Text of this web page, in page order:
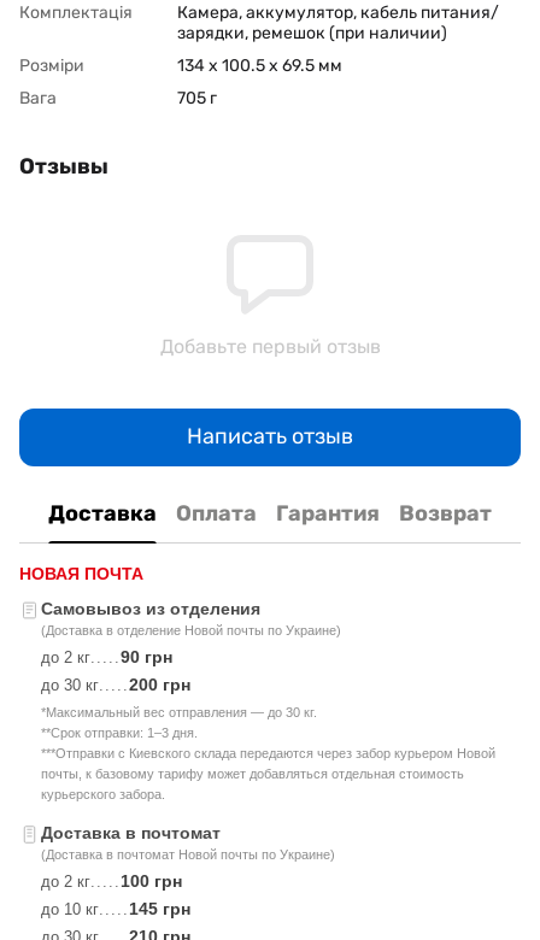
Комплектація
Камера, аккумулятор, кабель питания/
зарядки, ремешок (при наличии)
Розміри
134 x 100.5 x 69.5 мм
Вага
705 г
Отзывы
Добавьте первый отзыв
Написать отзыв
Доставка Оплата Гарантия Возврат
НОВАЯ ПОЧТА
Самовывоз из отделения
(Доставка в отделение Новой почты по Украине)
до 2 кг 90 грн
до 30 кг 200 грн
*Максимальный вес отправления — до 30 кг.
**Срок отправки: 1–3 дня.
***Отправки с Киевского склада передаются через забор курьером Новой
почты, к базовому тарифу может добавляться отдельная стоимость
курьерского забора.
Доставка в почтомат
(Доставка в почтомат Новой почты по Украине)
до 2 кг 100 грн
до 10 кг 145 грн